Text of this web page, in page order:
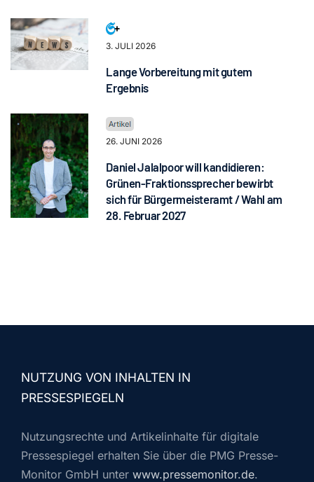
3. JULI 2026
Lange Vorbereitung mit gutem
Ergebnis
26. JUNI 2026
Daniel Jalalpoor will kandidieren:
Grünen-Fraktionssprecher bewirbt
sich für Bürgermeisteramt / Wahl am
28. Februar 2027
NUTZUNG VON INHALTEN IN
PRESSESPIEGELN
Nutzungsrechte und Artikelinhalte für digitale
Pressespiegel erhalten Sie über die PMG Presse-
Monitor GmbH unter www.pressemonitor.de.